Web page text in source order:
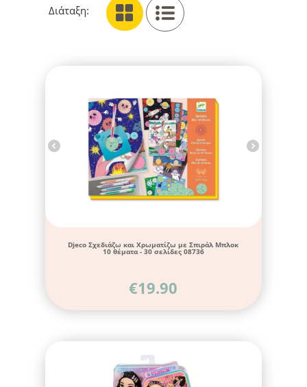
Διάταξη:
Djeco Σχεδιάζω και Χρωματίζω με Σπιράλ Μπλοκ
10 θέματα - 30 σελίδες 08736
€19.90